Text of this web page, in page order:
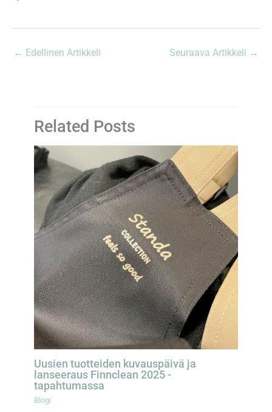
← Edellinen Artikkeli Seuraava Artikkeli →
Related Posts
Uusien tuotteiden kuvauspäivä ja
lanseeraus Finnclean 2025 -
tapahtumassa
Blogi